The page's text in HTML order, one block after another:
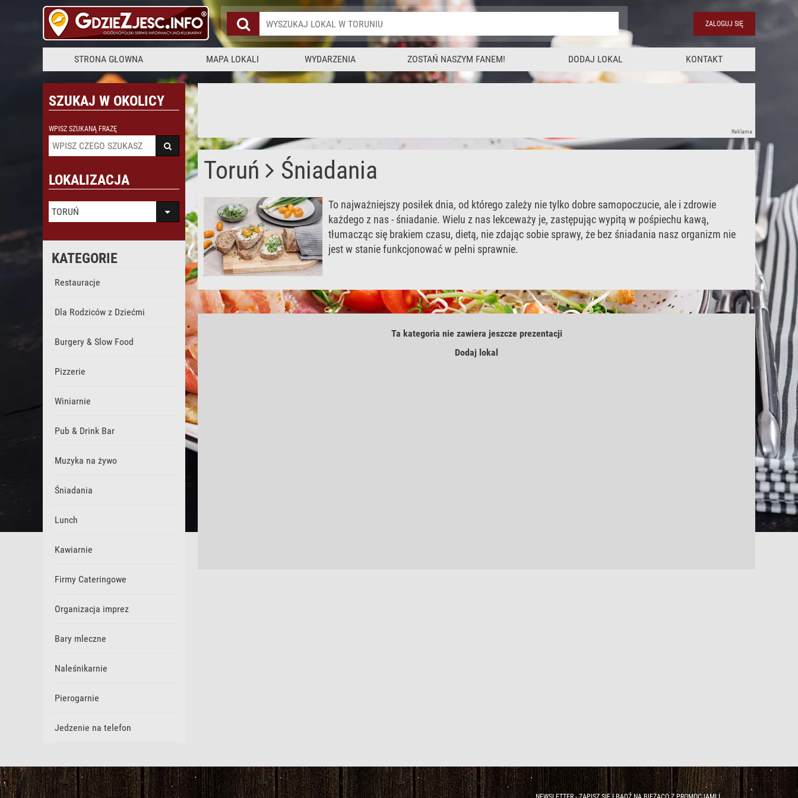
ZALOGUJ SIĘ
STRONA GŁOWNA MAPA LOKALI WYDARZENIA ZOSTAŃ NASZYM FANEM! DODAJ LOKAL KONTAKT
SZUKAJ W OKOLICY
WPISZ SZUKANĄ FRAZĘ
LOKALIZACJA
TORUŃ
KATEGORIE
Restauracje
Dla Rodziców z Dziećmi
Burgery & Slow Food
Pizzerie
Winiarnie
Pub & Drink Bar
Muzyka na żywo
Śniadania
Lunch
Kawiarnie
Firmy Cateringowe
Organizacja imprez
Bary mleczne
Naleśnikarnie
Pierogarnie
Jedzenie na telefon
Reklama
Toruń Śniadania
To najważniejszy posiłek dnia, od którego zależy nie tylko dobre samopoczucie, ale i zdrowie
każdego z nas - śniadanie. Wielu z nas lekceważy je, zastępując wypitą w pośpiechu kawą,
tłumacząc się brakiem czasu, dietą, nie zdając sobie sprawy, że bez śniadania nasz organizm nie
jest w stanie funkcjonować w pełni sprawnie.
Ta kategoria nie zawiera jeszcze prezentacji
Dodaj lokal